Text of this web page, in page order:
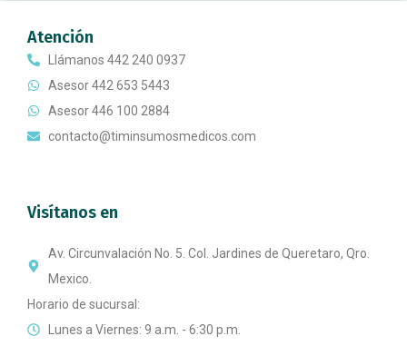
Atención
Llámanos 442 240 0937
Asesor 442 653 5443
Asesor 446 100 2884
contacto@timinsumosmedicos.com
Visítanos en
Av. Circunvalación No. 5. Col. Jardines de Queretaro, Qro.
Mexico.
Horario de sucursal:
Lunes a Viernes: 9 a.m. - 6:30 p.m.